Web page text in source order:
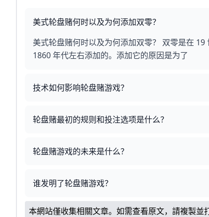
美式轮盘赌何时以及为何添加双零？
美式轮盘赌何时以及为何添加双零？ 双零是在
1860 年代左右添加的。添加它的原因是为了
技术如何影响轮盘赌游戏？
轮盘赌最初的规则和投注选项是什么？
轮盘赌游戏的未来是什么？
谁发明了轮盘赌游戏？
本網站僅收集相關文章。如需查看原文，請複製並